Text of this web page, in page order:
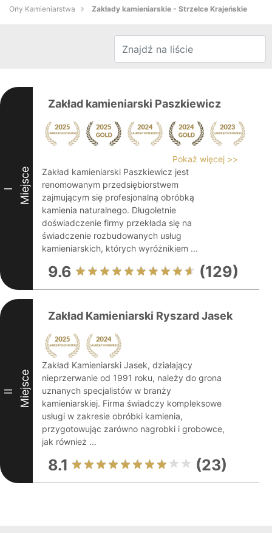
Orły Kamieniarstwa Zakłady kamieniarskie - Strzelce Krajeńskie
I Miejsce
Zakład kamieniarski Paszkiewicz
Pokaż więcej >>
Zakład kamieniarski Paszkiewicz jest
renomowanym przedsiębiorstwem
zajmującym się profesjonalną obróbką
kamienia naturalnego. Długoletnie
doświadczenie firmy przekłada się na
świadczenie rozbudowanych usług
kamieniarskich, których wyróżnikiem ...
9.6 (129)
II Miejsce
Zakład Kamieniarski Ryszard Jasek
Zakład Kamieniarski Jasek, działający
nieprzerwanie od 1991 roku, należy do grona
uznanych specjalistów w branży
kamieniarskiej. Firma świadczy kompleksowe
usługi w zakresie obróbki kamienia,
przygotowując zarówno nagrobki i grobowce,
jak również ...
8.1 (23)